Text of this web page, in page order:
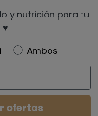
y nutrición para tu
♥️
Ambos
ofertas